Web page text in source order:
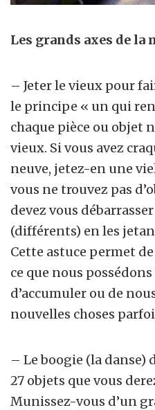
Les grands axes de la
– Jeter le vieux pour
le principe « un qui
chaque pièce ou objet
vieux. Si vous avez
neuve, jetez-en une
vous ne trouvez pas
devez vous
(différents) en les
Cette astuce permet
ce que nous
d’accumuler ou de
nouvelles choses
– Le boogie (la danse)
27 objets que vous
Munissez-vous d’un